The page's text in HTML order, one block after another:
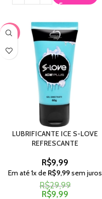
-67%
LUBRIFICANTE ICE S-LOVE
REFRESCANTE
R$9,99
Em até1x de R$9,99sem juros
R$29,99
R$9,99